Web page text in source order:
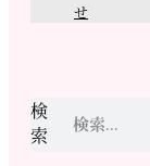
せ
検
索